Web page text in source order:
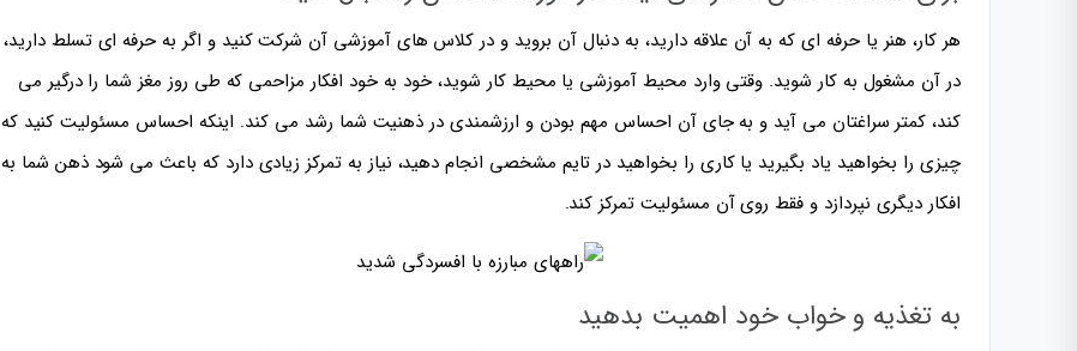
هر کار، هنر یا حرفه ای که به آن علاقه دارید، به دنبال آن بروید و در کلاس های آموزشی آن شرکت کنید و اگر به حرفه ای تسلط دارید،
در آن مشغول به کار شوید. وقتی وارد محیط آموزشی یا محیط کار شوید، خود به خود افکار مزاحمی که طی روز مغز شما را درگیر می
کند، کمتر سراغتان می آید و به جای آن احساس مهم بودن و ارزشمندی در ذهنیت شما رشد می کند. اینکه احساس مسئولیت کنید که
چیزی را بخواهید یاد بگیرید یا کاری را بخواهید در تایم مشخصی انجام دهید، نیاز به تمرکز زیادی دارد که باعث می شود ذهن شما به
افکار دیگری نپردازد و فقط روی آن مسئولیت تمرکز کند.
به تغذیه و خواب خود اهمیت بدهید